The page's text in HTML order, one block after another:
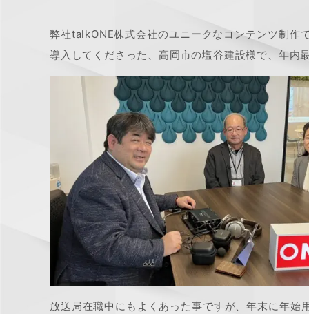
弊社talkONE株式会社のユニークなコンテンツ制作
導入してくださった、高岡市の塩谷建設様で、年内
放送局在職中にもよくあった事ですが、年末に年